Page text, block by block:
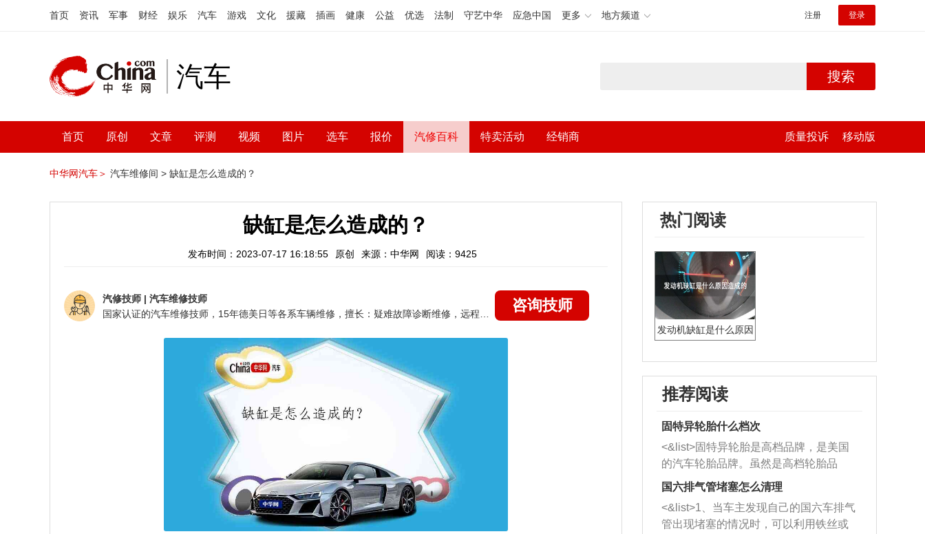
首页 资讯 军事 财经 娱乐 汽车 游戏 文化 援藏 插画 健康 公益 优选 法制 守艺中华 应急中国 更多 地方频道 注册 登录
汽车 搜索
首页 原创 文章 评测 视频 图片 选车 报价 汽修百科 特卖活动 经销商 质量投诉 移动版
中华网汽车＞ 汽车维修间 > 缺缸是怎么造成的？
缺缸是怎么造成的？
发布时间：2023-07-17 16:18:55 原创 来源：中华网 阅读：9425
汽修技师 | 汽车维修技师
咨询技师
热门阅读
发动机缺缸是什么原因
推荐阅读
固特异轮胎什么档次
<&list>固特异轮胎是高档品牌，是美国
的汽车轮胎品牌。虽然是高档轮胎品
牌，但是中高低端的轮胎都有生产，这
也是为了更好的开拓市场。
国六排气管堵塞怎么清理
<&list>1、当车主发现自己的国六车排气
管出现堵塞的情况时，可以利用铁丝或